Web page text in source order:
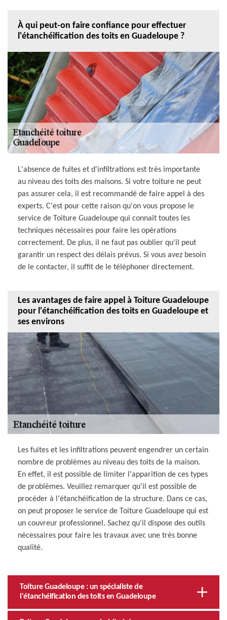
À qui peut-on faire confiance pour effectuer
l'étanchéification des toits en Guadeloupe ?
L'absence de fuites et d'infiltrations est très importante
au niveau des toits des maisons. Si votre toiture ne peut
pas assurer cela, il est recommandé de faire appel à des
experts. C'est pour cette raison qu'on vous propose le
service de Toiture Guadeloupe qui connait toutes les
techniques nécessaires pour faire les opérations
correctement. De plus, il ne faut pas oublier qu'il peut
garantir un respect des délais prévus. Si vous avez besoin
de le contacter, il suffit de le téléphoner directement.
Les avantages de faire appel à Toiture Guadeloupe
pour l'étanchéification des toits en Guadeloupe et
ses environs
Les fuites et les infiltrations peuvent engendrer un certain
nombre de problèmes au niveau des toits de la maison.
En effet, il est possible de limiter l'apparition de ces types
de problèmes. Veuillez remarquer qu'il est possible de
procéder à l'étanchéification de la structure. Dans ce cas,
on peut proposer le service de Toiture Guadeloupe qui est
un couvreur professionnel. Sachez qu'il dispose des outils
nécessaires pour faire les travaux avec une très bonne
qualité.
Toiture Guadeloupe : un spécialiste de
l'étanchéification des toits en Guadeloupe